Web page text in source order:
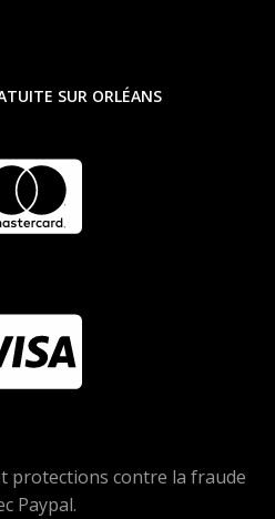
SUR ORLÉANS
protections contre la fraude
Paypal.